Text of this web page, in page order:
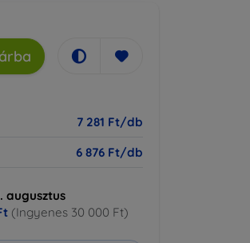
7 281 Ft/db
6 876 Ft/db
augusztus
(Ingyenes 30 000 Ft)